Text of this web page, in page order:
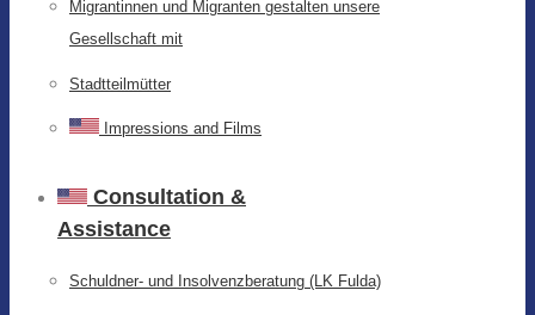
Migrantinnen und Migranten gestalten unsere
Gesellschaft mit
Stadtteilmütter
Impressions and Films
Consultation &
Assistance
Schuldner- und Insolvenzberatung (LK Fulda)